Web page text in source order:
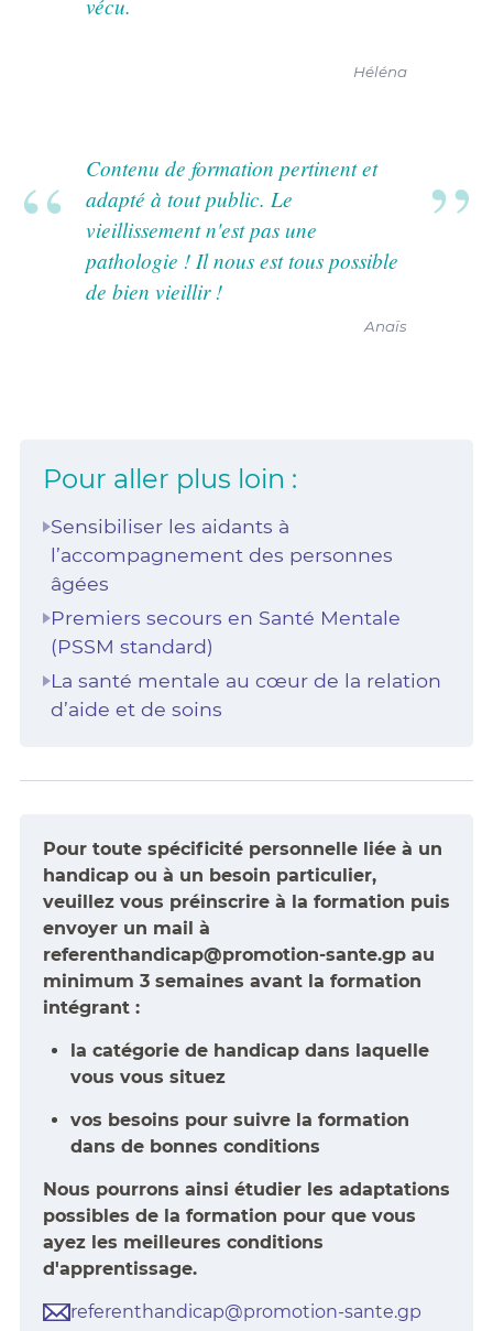
Héléna
Contenu de formation pertinent et
adapté à tout public. Le
vieillissement n'est pas une
pathologie ! Il nous est tous possible
de bien vieillir !
Anaïs
Pour aller plus loin :
Sensibiliser les aidants à
l’accompagnement des personnes
âgées
Premiers secours en Santé Mentale
(PSSM standard)
La santé mentale au cœur de la relation
d’aide et de soins
Pour toute spécificité personnelle liée à un
handicap ou à un besoin particulier,
veuillez vous préinscrire à la formation puis
envoyer un mail à
referenthandicap@promotion-sante.gp au
minimum 3 semaines avant la formation
intégrant :
la catégorie de handicap dans laquelle
vous vous situez
vos besoins pour suivre la formation
dans de bonnes conditions
Nous pourrons ainsi étudier les adaptations
possibles de la formation pour que vous
ayez les meilleures conditions
d'apprentissage.
referenthandicap@promotion-sante.gp